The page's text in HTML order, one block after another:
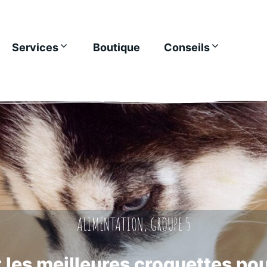
Services Boutique Conseils
ALIMENTATION,GROUPE 5